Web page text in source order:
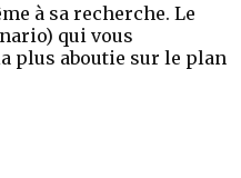
à sa recherche. Le
qui vous
plus aboutie sur le plan